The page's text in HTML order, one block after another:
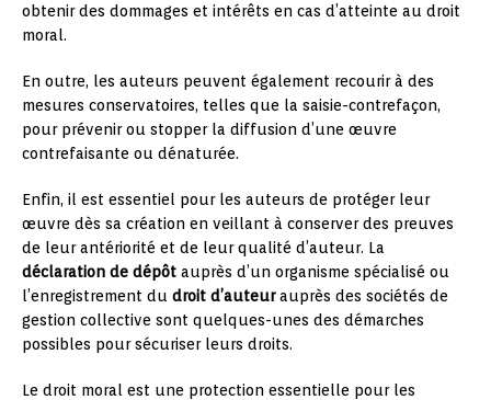
obtenir des dommages et intérêts en cas d’atteinte au droit
moral.
En outre, les auteurs peuvent également recourir à des
mesures conservatoires, telles que la saisie-contrefaçon,
pour prévenir ou stopper la diffusion d’une œuvre
contrefaisante ou dénaturée.
Enfin, il est essentiel pour les auteurs de protéger leur
œuvre dès sa création en veillant à conserver des preuves
de leur antériorité et de leur qualité d’auteur. La
déclaration de dépôt auprès d’un organisme spécialisé ou
l’enregistrement du droit d’auteurauprès des sociétés de
gestion collective sont quelques-unes des démarches
possibles pour sécuriser leurs droits.
Le droit moral est une protection essentielle pour les